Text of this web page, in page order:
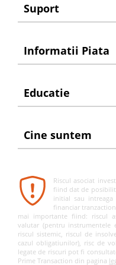
Suport
Informatii Piata
Educatie
Cine suntem
Riscul asociat
fiind dat de
initial sau
financiar
mai importante fiind: riscul
valutar (pentru instrumentele
riscul sistemic, riscul de
cazul obligatiunilor), risc de
legate de riscuri pot fi
Prime Transaction din pagina